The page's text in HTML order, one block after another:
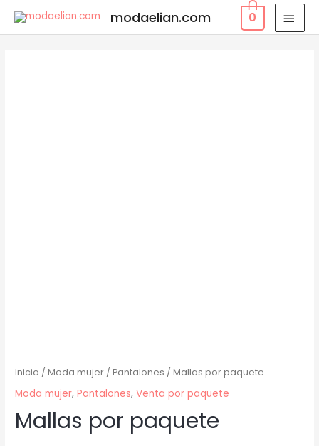
modaelian.com 0
Inicio /Moda mujer /Pantalones / Mallas por paquete
Moda mujer,Pantalones,Venta por paquete
Mallas por paquete